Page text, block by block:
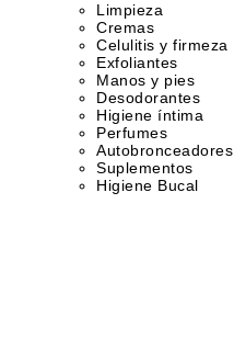
Limpieza
Cremas
Celulitis y firmeza
Exfoliantes
Manos y pies
Desodorantes
Higiene íntima
Perfumes
Autobronceadores
Suplementos
Higiene Bucal